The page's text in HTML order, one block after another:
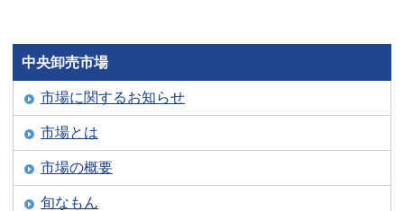
中央卸売市場
市場に関するお知らせ
市場とは
市場の概要
旬なもん